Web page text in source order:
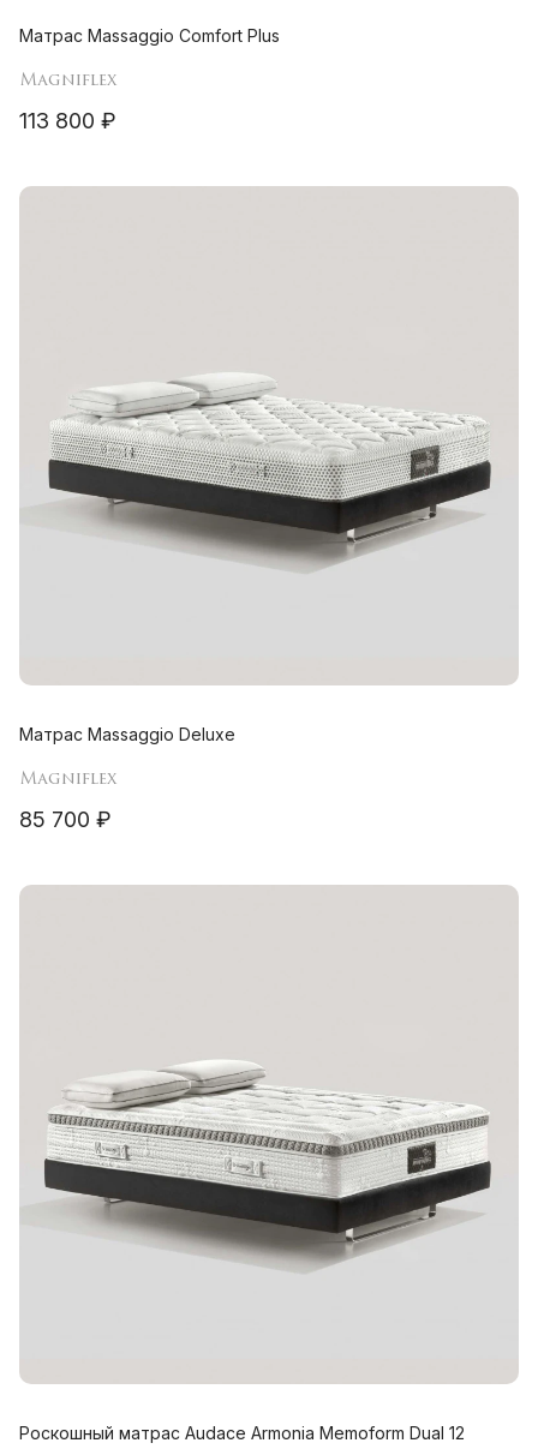
Матрас Massaggio Comfort Plus
Magniflex
113 800 ₽
Матрас Massaggio Deluxe
Magniflex
85 700 ₽
Роскошный матрас Audace Armonia Memoform Dual 12